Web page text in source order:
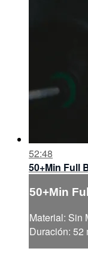
52:48
50+Min Full
50+Min
Material: Sin
Duración: 52